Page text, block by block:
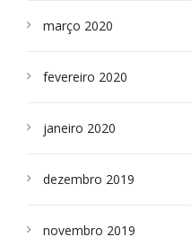
março 2020
fevereiro 2020
janeiro 2020
dezembro 2019
novembro 2019